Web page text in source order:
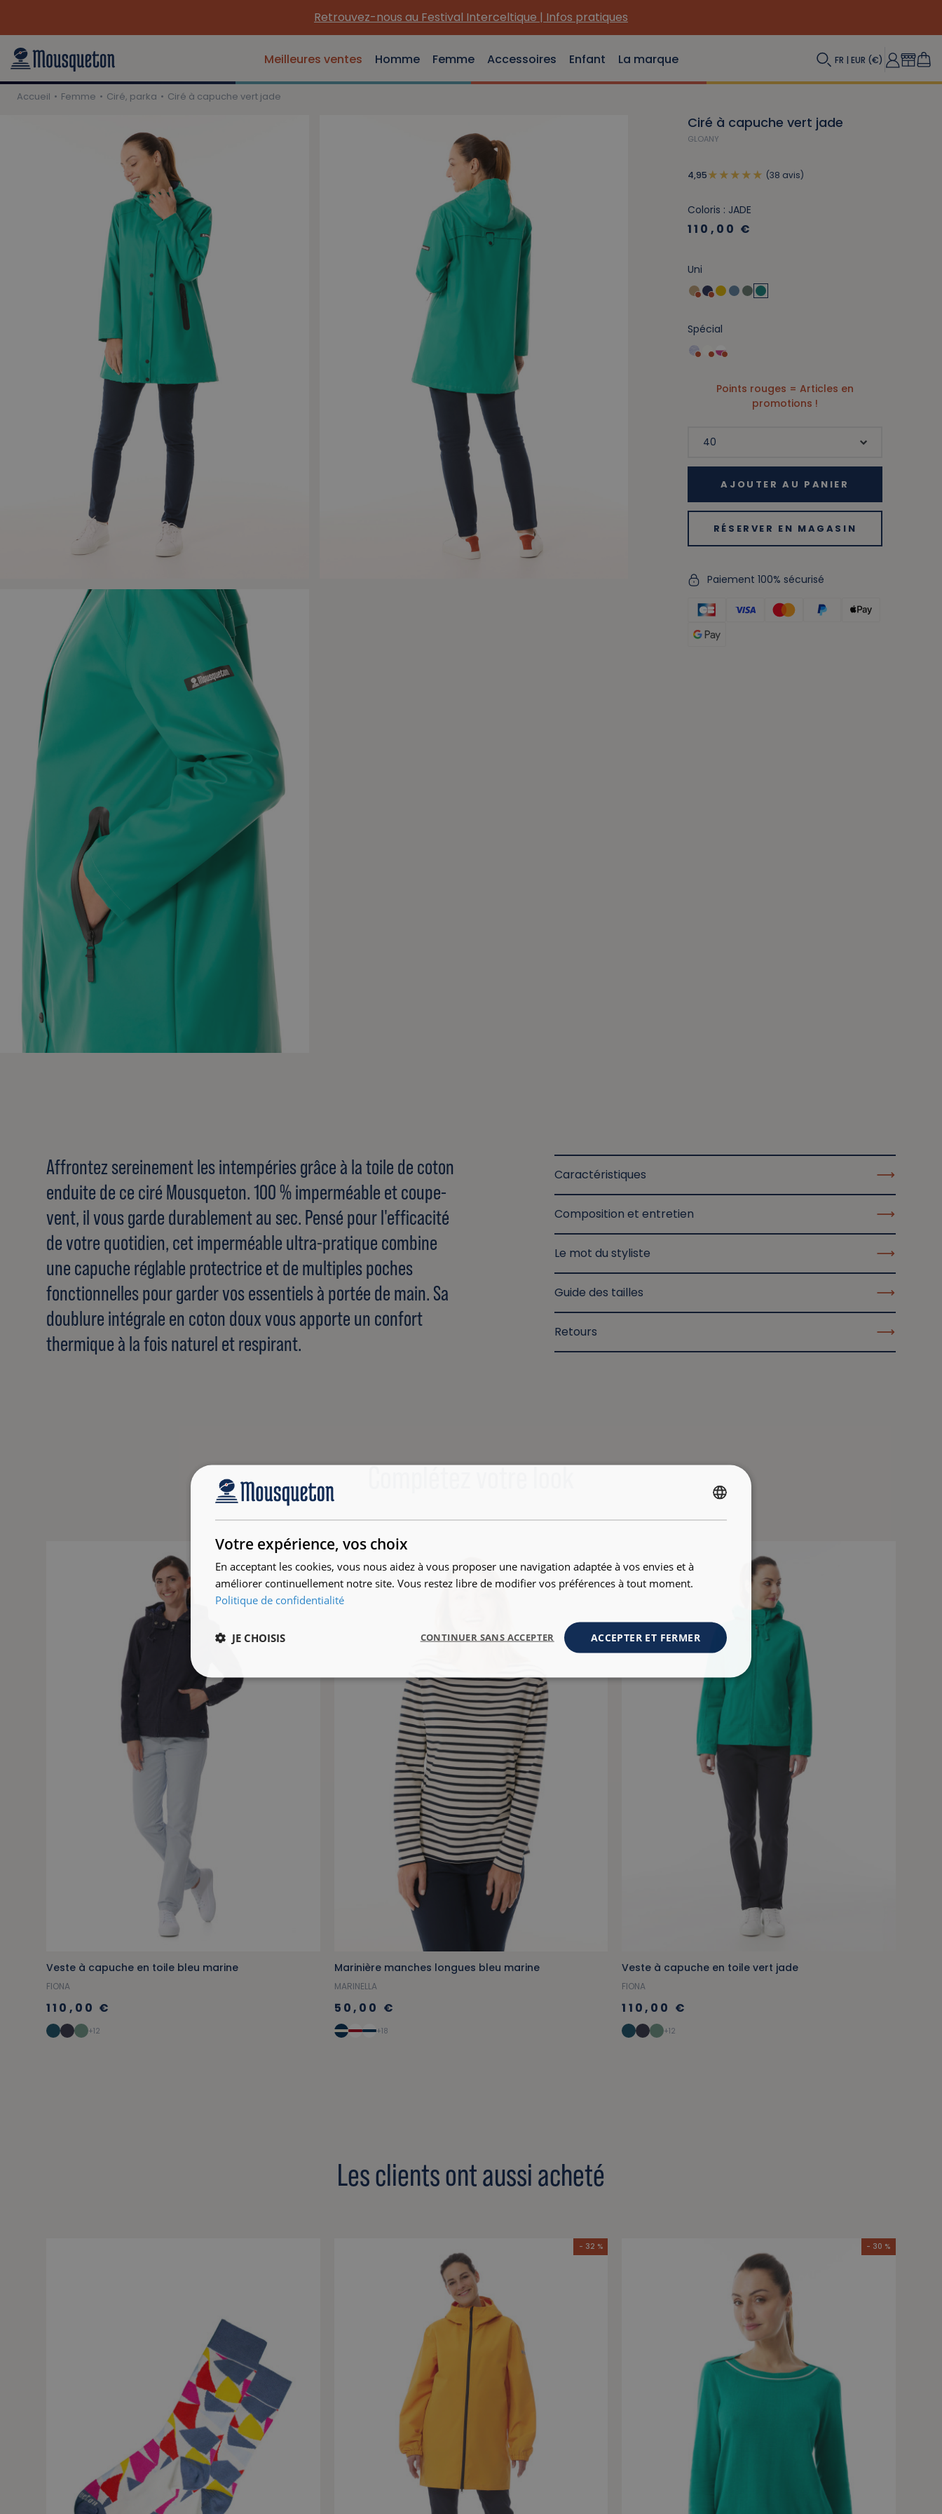
Retrouvez-nous au Festival Interceltique | Infos pratiques
Meilleures ventes Homme Femme Accessoires Enfant La marque FR | EUR (€)
Ciré à capuche vert jade
GLOANY
4,95 (38 avis)
Coloris : JADE
110,00 €
Uni
Spécial
Points rouges = Articles en
promotions !
AJOUTER AU PANIER
RÉSERVER EN MAGASIN
Paiement 100% sécurisé
Accueil Femme Ciré, parka Ciré à capuche vert jade
Affrontez sereinement les intempéries grâce à la toile de coton
enduite de ce ciré Mousqueton. 100 % imperméable et coupe-
vent, il vous garde durablement au sec. Pensé pour l'efficacité
de votre quotidien, cet imperméable ultra-pratique combine
une capuche réglable protectrice et de multiples poches
fonctionnelles pour garder vos essentiels à portée de main. Sa
doublure intégrale en coton doux vous apporte un confort
thermique à la fois naturel et respirant.
Caractéristiques
Composition et entretien
Le mot du styliste
Guide des tailles
Retours
Complétez votre look
Veste à capuche en toile bleu marine
FIONA
110,00 €
+12
Marinière manches longues bleu marine
MARINELLA
50,00 €
+18
Veste à capuche en toile vert jade
FIONA
110,00 €
+12
Les clients ont aussi acheté
- 32 % - 30 %
Votre expérience, vos choix
En acceptant les cookies, vous nous aidez à vous proposer une navigation adaptée à vos envies et à
améliorer continuellement notre site. Vous restez libre de modifier vos préférences à tout moment.
Politique de confidentialité
ACCEPTER ET FERMER
CONTINUER SANS ACCEPTER
JE CHOISIS